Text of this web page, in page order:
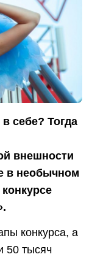
себе? Тогда
внешности
в необычном
конкурса, а
50 тысяч